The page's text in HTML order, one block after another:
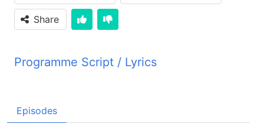
Share
Programme Script / Lyrics
روشنایی انجیل مقدس شما را کمک می کند تا در زندگی
Episodes